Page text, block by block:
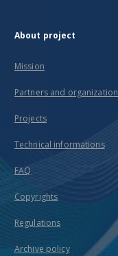
About project
Mission
Partners and organization
Projects
Technical informations
FAQ
Copyrights
Regulations
Archive policy